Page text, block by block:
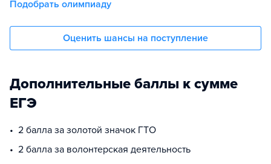
Подобрать олимпиаду
Оценить шансы на поступление
Дополнительные баллы к сумме
ЕГЭ
2 балла за золотой значок ГТО
2 балла за волонтерская деятельность